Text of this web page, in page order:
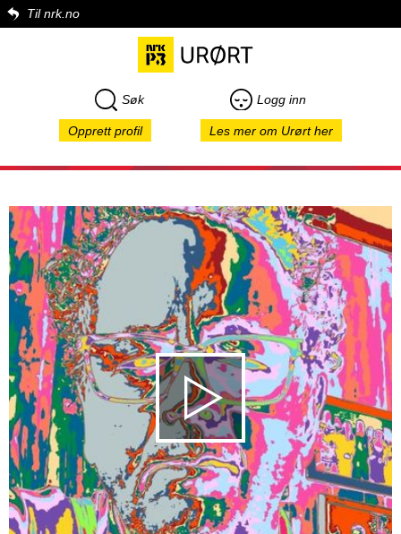
Til nrk.no
Søk Logg inn
Opprett profil Les mer om Urørt her